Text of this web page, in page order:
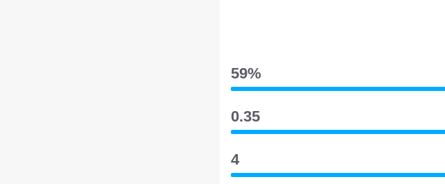
59‎%‎
0.35
4